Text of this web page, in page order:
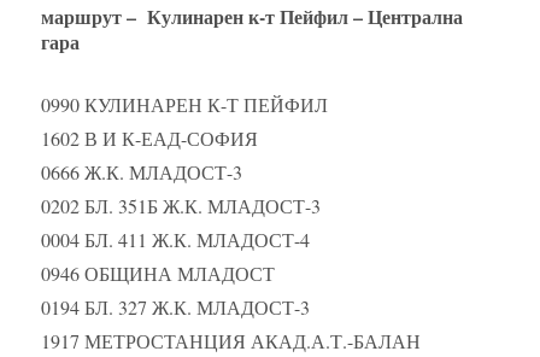
маршрут – Кулинарен к-т Пейфил – Централна
гара
0990 КУЛИНАРЕН К-Т ПЕЙФИЛ
1602 В И К-ЕАД-СОФИЯ
0666 Ж.К. МЛАДОСТ-3
0202 БЛ. 351Б Ж.К. МЛАДОСТ-3
0004 БЛ. 411 Ж.К. МЛАДОСТ-4
0946 ОБЩИНА МЛАДОСТ
0194 БЛ. 327 Ж.К. МЛАДОСТ-3
1917 МЕТРОСТАНЦИЯ АКАД.А.Т.-БАЛАН